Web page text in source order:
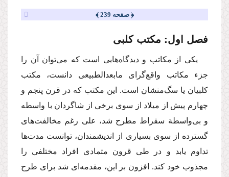
﴿ صفحه 239 ﴾
فصل اول: مكتب كلبی
یكی از مكاتب و دیدگاه‌هایی است كه می‌توان آن را
جزء مكاتب واقع‌گرای ‌مابعدالطبیعی دانست، مكتب
كلبیان یا سگ‌منشان است. این مكتب كه در قرن پنجم و
چهارم پیش از میلاد از سوی برخی از شاگردان با واسطه
و بی‌واسطة سقراط مطرح شد، علی رغم مخالفت‌های
گسترده از سوی بسیاری از اندیشمندان، توانست مدت‌ها
تداوم یابد و در طی قرون متمادی افراد مختلفی را
مجذوب خود كند. افزون بر این، مقدمه‌ای شد برای طرح